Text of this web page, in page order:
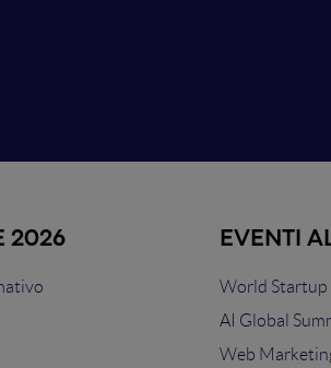
2026 EVENTI
World Startup
AI Global
Web